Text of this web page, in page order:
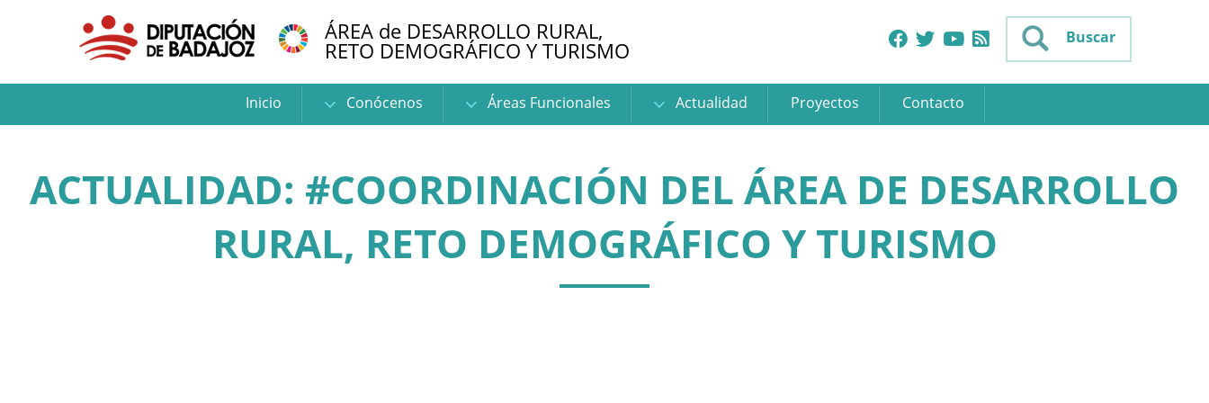
ÁREA de DESARROLLO RURAL,
RETO DEMOGRÁFICO Y TURISMO Buscar
Inicio Conócenos Áreas Funcionales Actualidad Proyectos Contacto
ACTUALIDAD: #COORDINACIÓN DEL ÁREA DE DESARROLLO
RURAL, RETO DEMOGRÁFICO Y TURISMO